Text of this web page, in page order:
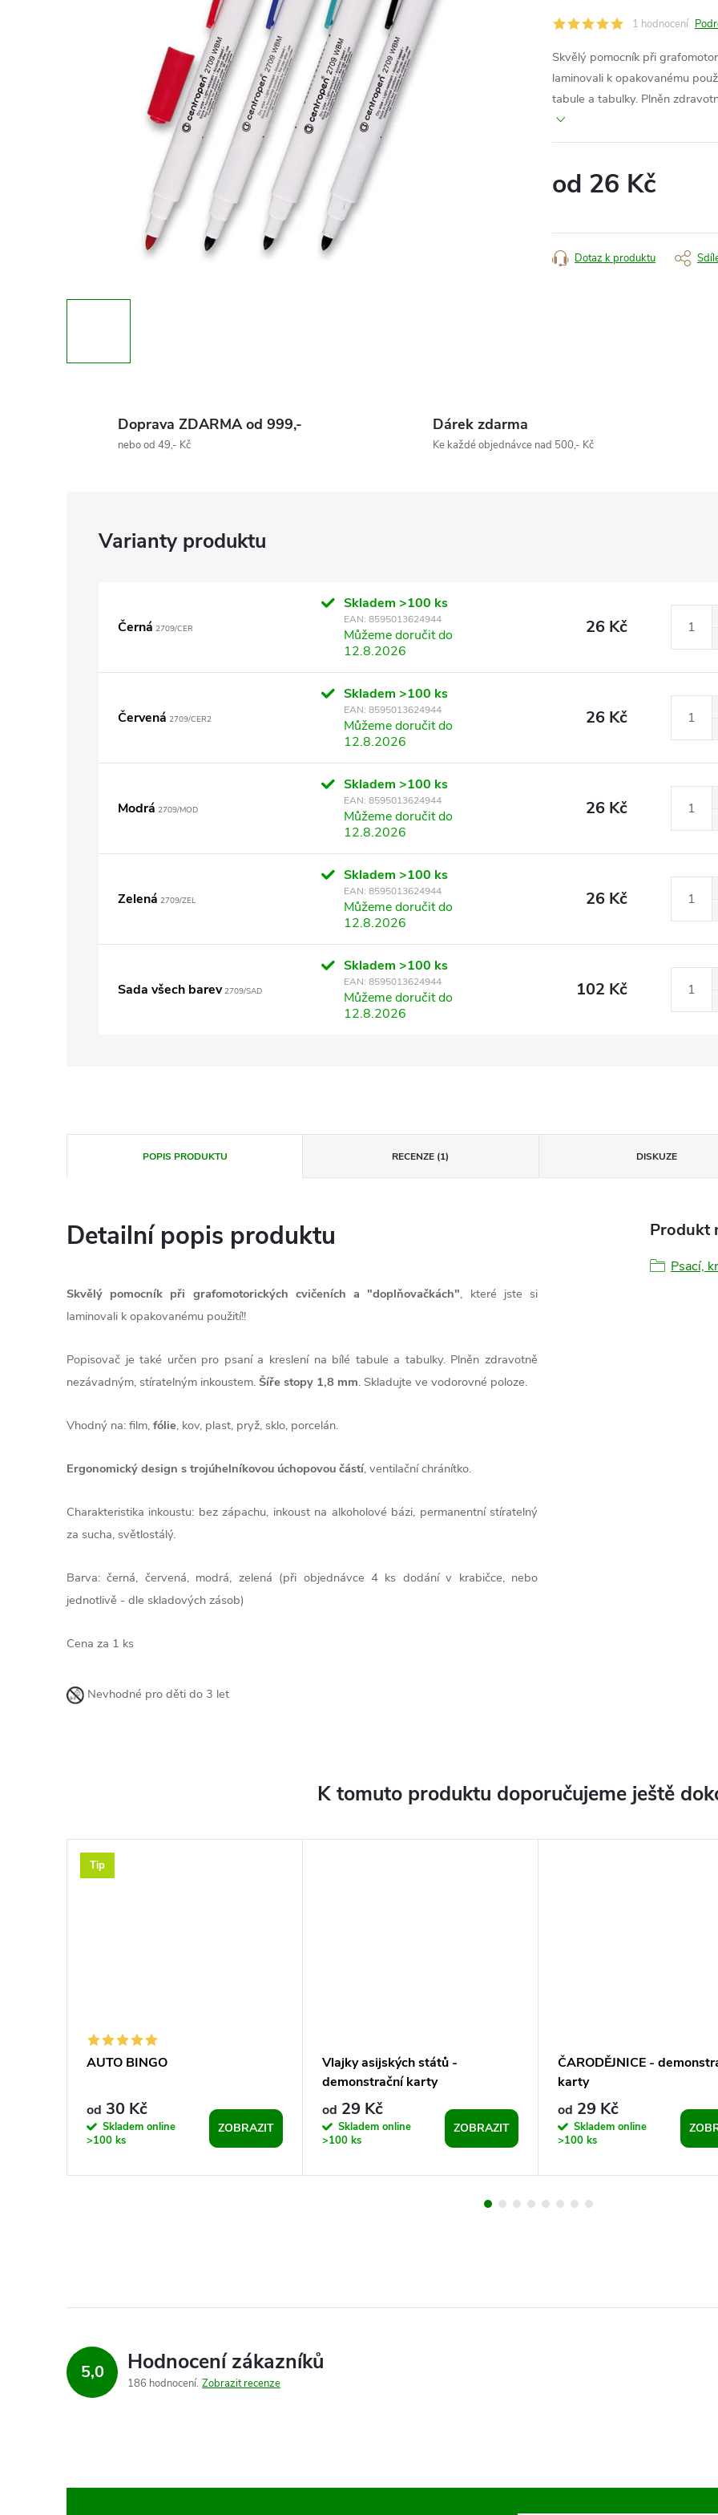
1 hodnocení
Skvělý pomocník při
laminovali k opakovanému
tabule a tabulky. Plněn
od 26 Kč
Dotaz k produktu
Doprava ZDARMA od 999,-
nebo od 49,- Kč
Dárek zdarma
Ke každé objednávce nad 500,- Kč
Černá 2709/CER
Skladem>100 ks
EAN: 8595013624944
Můžeme doručit do
12.8.2026
26 Kč
Červená 2709/CER2
Skladem>100 ks
EAN: 8595013624944
Můžeme doručit do
12.8.2026
26 Kč
Modrá 2709/MOD
Skladem>100 ks
EAN: 8595013624944
Můžeme doručit do
12.8.2026
26 Kč
Zelená 2709/ZEL
Skladem>100 ks
EAN: 8595013624944
Můžeme doručit do
12.8.2026
26 Kč
Sada všech barev2709/SAD
Skladem>100 ks
EAN: 8595013624944
Můžeme doručit do
12.8.2026
102 Kč
POPIS PRODUKTU RECENZE (1) DISKUZE
Detailní popis produktu
Skvělý pomocník při grafomotorických cvičeních a "doplňovačkách", které jste si
laminovali k opakovanému použití!!
Popisovač je také určen pro psaní a kreslení na bílé tabule a tabulky. Plněn zdravotně
nezávadným, stíratelným inkoustem. Šíře stopy 1,8 mm. Skladujte ve vodorovné poloze.
Vhodný na: film, fólie, kov, plast, pryž, sklo, porcelán.
Ergonomický design s trojúhelníkovou úchopovou částí, ventilační chránítko.
Charakteristika inkoustu: bez zápachu, inkoust na alkoholové bázi, permanentní stíratelný
za sucha, světlostálý.
Barva: černá, červená, modrá, zelená (při objednávce 4 ks dodání v krabičce, nebo
jednotlivě - dle skladových zásob)
Cena za 1 ks
Nevhodné pro děti do 3 let
Produkt
Psací,
K tomuto produktu doporučujeme ještě
Tip
AUTO BINGO
od 30 Kč
Skladem online
>100 ks
ZOBRAZIT
Vlajky asijských států -
demonstrační karty
od 29 Kč
Skladem online
>100 ks
ZOBRAZIT
ČARODĚJNICE -
karty
od 29 Kč
Skladem online
>100 ks
5,0 Hodnocení zákazníků
186 hodnocení Zobrazit recenze